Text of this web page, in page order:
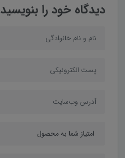
دیدگاه خود را بنویسید